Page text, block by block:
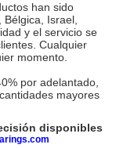
han sido
Bélgica, Israel,
y el servicio se
Cualquier
momento.
por adelantado,
mayores
disponibles